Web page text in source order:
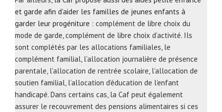
et garde afin d’aider les familles de jeunes enfants à
garder leur progéniture : complément de libre choix du
mode de garde, complément de libre choix d’activité. Ils
sont complétés par les allocations familiales, le
complément familial, l’allocation journalière de présence
parentale, l’allocation de rentrée scolaire, l’allocation de
soutien familial, l’allocation d’éducation de l’enfant
handicapé. Dans certains cas, la Caf peut également
assurer le recouvrement des pensions alimentaires si ces